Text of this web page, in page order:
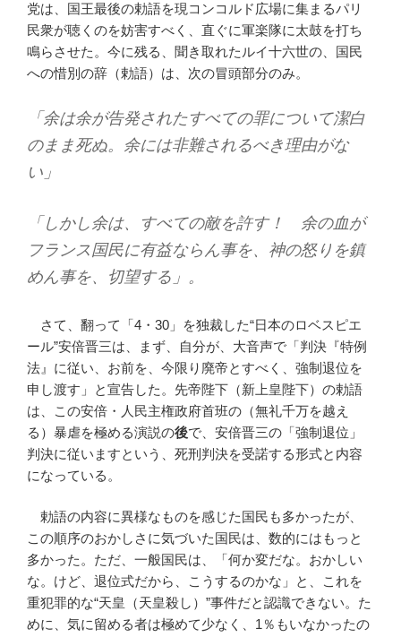
党は、国王最後の勅語を現コンコルド広場に集まるパリ
民衆が聴くのを妨害すべく、直ぐに軍楽隊に太鼓を打ち
鳴らさせた。今に残る、聞き取れたルイ十六世の、国民
への惜別の辞（勅語）は、次の冒頭部分のみ。
「余は余が告発されたすべての罪について潔白
のまま死ぬ。余には非難されるべき理由がな
い」
「しかし余は、すべての敵を許す！ 余の血が
フランス国民に有益ならん事を、神の怒りを鎮
めん事を、切望する」。
さて、翻って「4・30」を独裁した“日本のロベスピエ
ール”安倍晋三は、まず、自分が、大音声で「判決『特例
法』に従い、お前を、今限り廃帝とすべく、強制退位を
申し渡す」と宣告した。先帝陛下（新上皇陛下）の勅語
は、この安倍・人民主権政府首班の（無礼千万を越え
る）暴虐を極める演説の後で、安倍晋三の「強制退位」
判決に従いますという、死刑判決を受諾する形式と内容
になっている。
勅語の内容に異様なものを感じた国民も多かったが、
この順序のおかしさに気づいた国民は、数的にはもっと
多かった。ただ、一般国民は、「何か変だな。おかしい
な。けど、退位式だから、こうするのかな」と、これを
重犯罪的な“天皇（天皇殺し）”事件だと認識できない。た
めに、気に留める者は極めて少なく、1％もいなかったの